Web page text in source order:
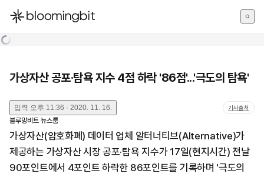
한국어
가상자산 공포·탐욕 지수 4점 하락 '86점'...'극도의 탐욕'
입력 오후 11:36 · 2020. 11. 16. 기사출처
블루밍비트 뉴스룸
가상자산(암호화폐) 데이터 업체 알터너티브(Alternative)가
제공하는 가상자산 시장 공포·탐욕 지수가 17일(현지시간) 전날
90포인트에서 4포인트 하락한 86포인트를 기록하며 '극도의